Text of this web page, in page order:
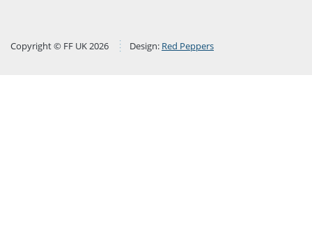
Copyright © FF UK 2026 Design: Red Peppers